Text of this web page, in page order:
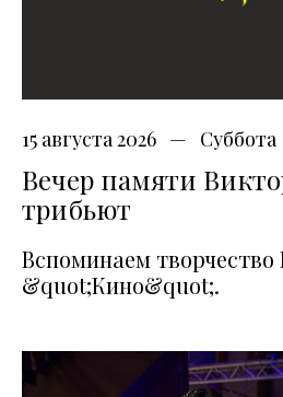
15 августа 2026 Суббота
Вечер памяти
трибьют
Вспоминаем
&quot;Кино&quot;.